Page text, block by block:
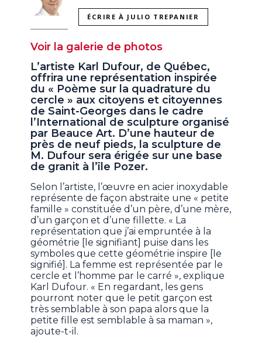
ÉCRIRE À JULIO TREPANIER
Voir la galerie de photos
L’artiste Karl Dufour, de Québec,
offrira une représentation inspirée
du « Poème sur la quadrature du
cercle » aux citoyens et citoyennes
de Saint-Georges dans le cadre
l’International de sculpture organisé
par Beauce Art. D’une hauteur de
près de neuf pieds, la sculpture de
M. Dufour sera érigée sur une base
de granit à l’île Pozer.
Selon l’artiste, l’œuvre en acier inoxydable
représente de façon abstraite une « petite
famille » constituée d’un père, d’une mère,
d’un garçon et d’une fillette. « La
représentation que j’ai empruntée à la
géométrie [le signifiant] puise dans les
symboles que cette géométrie inspire [le
signifié]. La femme est représentée par le
cercle et l’homme par le carré », explique
Karl Dufour. « En regardant, les gens
pourront noter que le petit garçon est
très semblable à son papa alors que la
petite fille est semblable à sa maman »,
ajoute-t-il.